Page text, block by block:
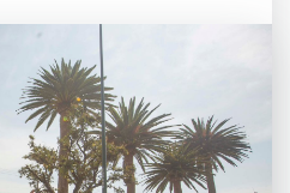
Riobamba
de Emancipación
de eventos que
cultural, el espíritu
s...